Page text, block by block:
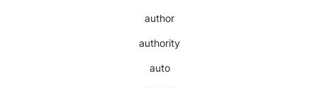
author
authority
auto